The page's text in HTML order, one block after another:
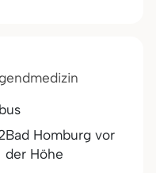
Bad Homburg vor
der Höhe